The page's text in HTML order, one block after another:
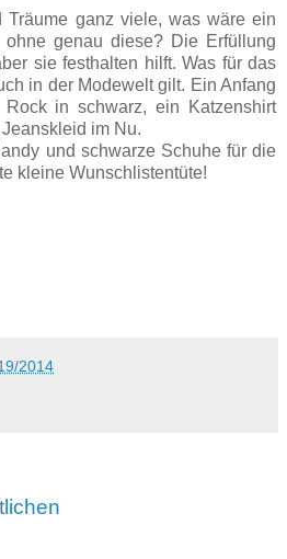
Träume ganz viele, was wäre ein
ohne genau diese? Die Erfüllung
sie festhalten hilft. Was für das
in der Modewelt gilt. Ein Anfang
in schwarz, ein Katzenshirt
im Nu.
und schwarze Schuhe für die
kleine Wunschlistentüte!
2014